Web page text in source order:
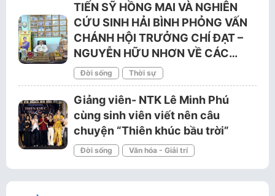
TIẾN SỸ HỒNG MAI VÀ NGHIÊN
CỨU SINH HẢI BÌNH PHỎNG VẤN
CHÁNH HỘI TRƯỞNG CHÍ ĐẠT –
NGUYỄN HỮU NHƠN VỀ CÁC…
Đời sống Thời sự
Giảng viên- NTK Lê Minh Phú
cùng sinh viên viết nên câu
chuyện “Thiên khúc bầu trời”
Đời sống Văn hóa - Giải trí